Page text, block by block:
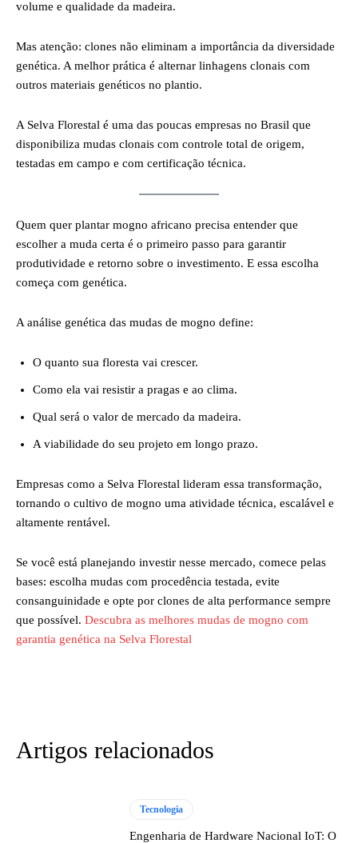
volume e qualidade da madeira.
Mas atenção: clones não eliminam a importância da diversidade
genética. A melhor prática é alternar linhagens clonais com
outros materiais genéticos no plantio.
A Selva Florestal é uma das poucas empresas no Brasil que
disponibiliza mudas clonais com controle total de origem,
testadas em campo e com certificação técnica.
Quem quer plantar mogno africano precisa entender que
escolher a muda certa é o primeiro passo para garantir
produtividade e retorno sobre o investimento. E essa escolha
começa com genética.
A análise genética das mudas de mogno define:
O quanto sua floresta vai crescer.
Como ela vai resistir a pragas e ao clima.
Qual será o valor de mercado da madeira.
A viabilidade do seu projeto em longo prazo.
Empresas como a Selva Florestal lideram essa transformação,
tornando o cultivo de mogno uma atividade técnica, escalável e
altamente rentável.
Se você está planejando investir nesse mercado, comece pelas
bases: escolha mudas com procedência testada, evite
consanguinidade e opte por clones de alta performance sempre
que possível. Descubra as melhores mudas de mogno com
garantia genética na Selva Florestal
Artigos relacionados
Tecnologia
Engenharia de Hardware Nacional IoT: O